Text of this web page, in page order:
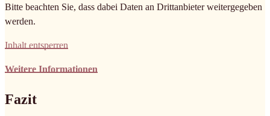
Bitte beachten Sie, dass dabei Daten an Drittanbieter weitergegeben
werden.
Inhalt entsperren
Weitere Informationen
Fazit